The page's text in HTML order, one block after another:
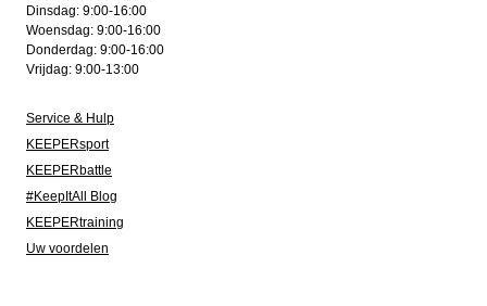
Dinsdag: 9:00-16:00
Woensdag: 9:00-16:00
Donderdag: 9:00-16:00
Vrijdag: 9:00-13:00
Service & Hulp
KEEPERsport
KEEPERbattle
#KeepItAll Blog
KEEPERtraining
Uw voordelen